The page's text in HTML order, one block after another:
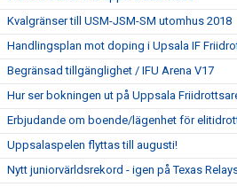
Kvalgränser till USM-JSM-SM utomhus 2018
Handlingsplan mot doping i Upsala IF
Begränsad tillgänglighet / IFU Arena V17
Hur ser bokningen ut på Uppsala
Erbjudande om boende/lägenhet för
Uppsalaspelen flyttas till augusti!
Nytt juniorvärldsrekord - igen på Texas